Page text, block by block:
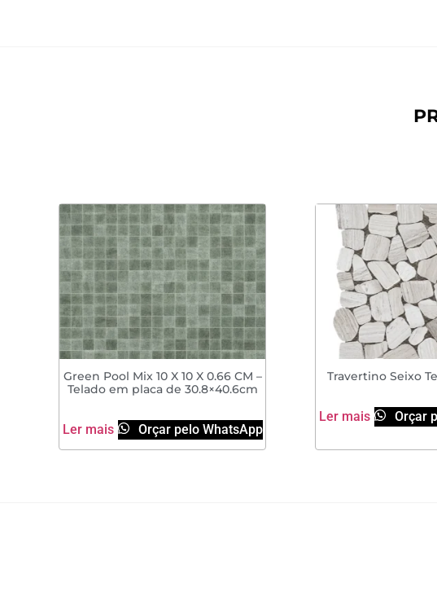
Green Pool Mix 10 X 10 X 0.66 CM –
Telado em placa de 30.8×40.6cm
Ler mais Orçar pelo WhatsApp
Travertino Seixo
Ler mais Orçar